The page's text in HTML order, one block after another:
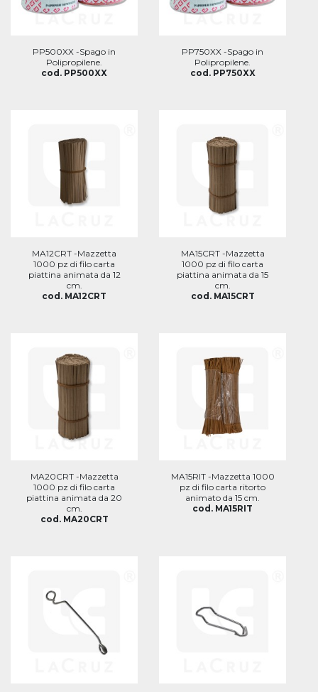
PP500XX -Spago in
Polipropilene.
cod. PP500XX
PP750XX -Spago in
Polipropilene.
cod. PP750XX
MA12CRT -Mazzetta
1000 pz di filo carta
piattina animata da 12
cm.
cod. MA12CRT
MA15CRT -Mazzetta
1000 pz di filo carta
piattina animata da 15
cm.
cod. MA15CRT
MA20CRT -Mazzetta
1000 pz di filo carta
piattina animata da 20
cm.
cod. MA20CRT
MA15RIT -Mazzetta 1000
pz di filo carta ritorto
animato da 15 cm.
cod. MA15RIT